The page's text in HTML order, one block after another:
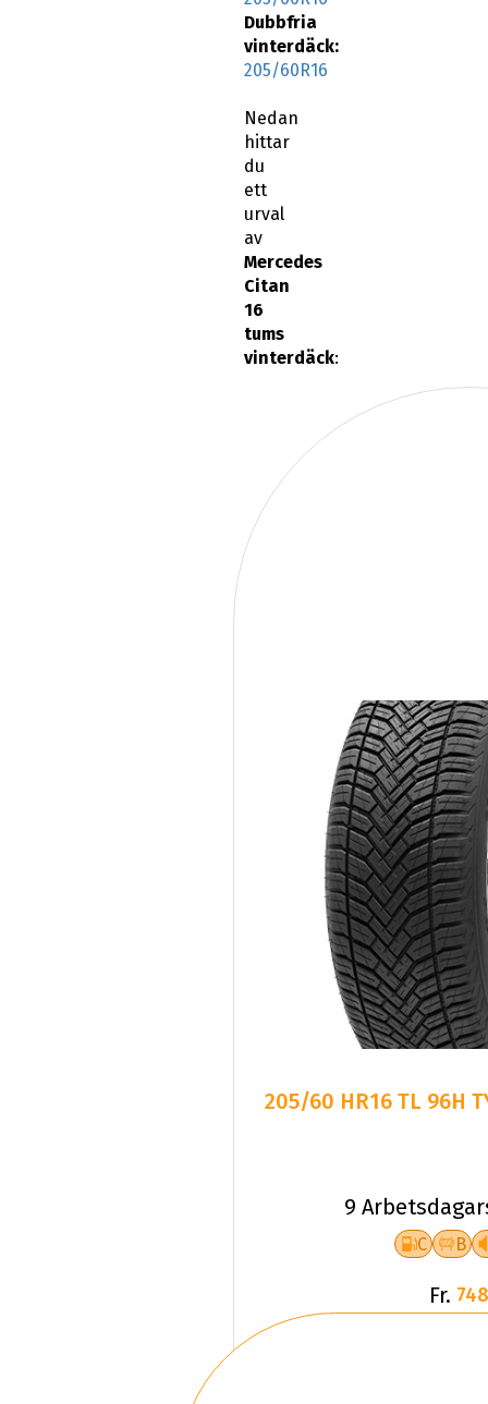
Dubbfria
vinterdäck:
205/60R16
Nedan
hittar
du
ett
urval
av
Mercedes
Citan
16
tums
vinterdäck:
205/60 HR16 TL 96H
9
C B
Fr.